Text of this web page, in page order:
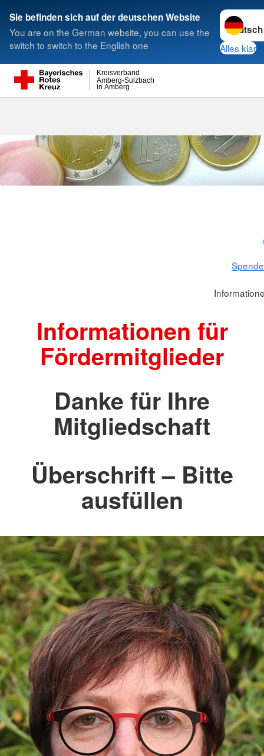
Sie befinden sich auf der deutschen Website
You are on the German website, you can use the
switch to switch to the English one
Sprache
Alles klar
in Amberg
Amberg-Sulzbach
Kreisverband
Suche
Informationen für
Fördermitglieder
Danke für Ihre
Mitgliedschaft
Überschrift – Bitte
ausfüllen